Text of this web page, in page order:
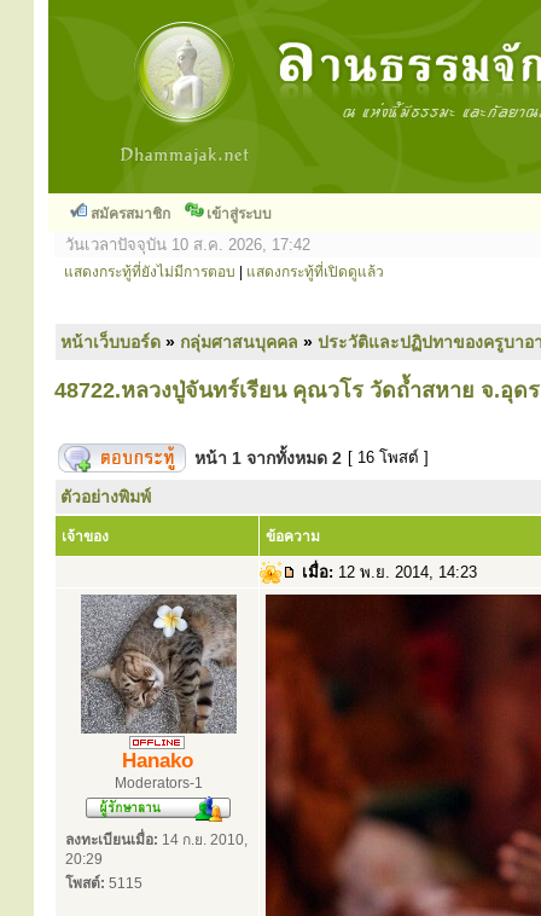
สมัครสมาชิก เข้าสู่ระบบ
วันเวลาปัจจุบัน 10 ส.ค. 2026, 17:42
แสดงกระทู้ที่ยังไม่มีการตอบ แสดงกระทู้ที่เปิดดูแล้ว
หน้าเว็บบอร์ด » กลุ่มศาสนบุคคล » ประวัติและปฏิปทาของครูบาอ
48722.หลวงปู่จันทร์เรียน คุณวโร วัดถ้ำสหาย จ.อุด
หน้า 1 จากทั้งหมด 2 [ 16 โพสต์ ]
ตัวอย่างพิมพ์
เจ้าของ ข้อความ
เมื่อ: 12 พ.ย. 2014, 14:23
Hanako
Moderators-1
ลงทะเบียนเมื่อ: 14 ก.ย. 2010,
20:29
โพสต์: 5115